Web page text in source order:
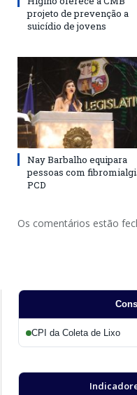
projeto de prevenção a
suicídio de jovens
Nay Barbalho equipara
pessoas com
PCD
Os comentários estão
CPI da Coleta de Lixo